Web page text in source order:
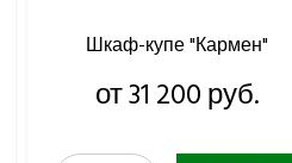
Шкаф-купе "Кармен"
от 31 200 руб.